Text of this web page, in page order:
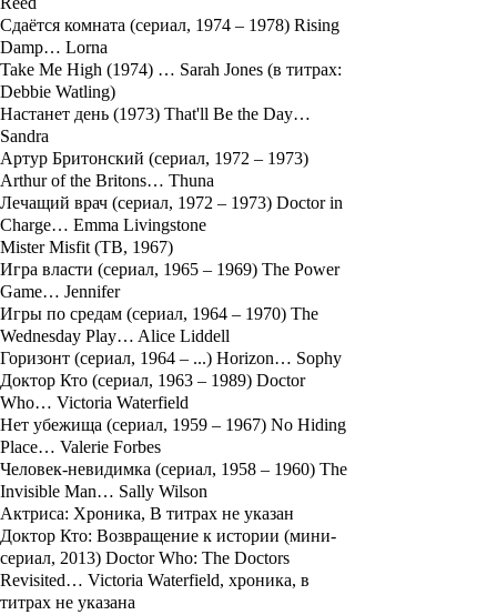
Сдаётся комната (сериал, 1974 – 1978) Rising
Damp… Lorna
Take Me High (1974) … Sarah Jones (в титрах:
Debbie Watling)
Настанет день (1973) That'll Be the Day…
Sandra
Артур Бритонский (сериал, 1972 – 1973)
Arthur of the Britons… Thuna
Лечащий врач (сериал, 1972 – 1973) Doctor in
Charge… Emma Livingstone
Mister Misfit (ТВ, 1967)
Игра власти (сериал, 1965 – 1969) The Power
Game… Jennifer
Игры по средам (сериал, 1964 – 1970) The
Wednesday Play… Alice Liddell
Горизонт (сериал, 1964 – ...) Horizon… Sophy
Доктор Кто (сериал, 1963 – 1989) Doctor
Who… Victoria Waterfield
Нет убежища (сериал, 1959 – 1967) No Hiding
Place… Valerie Forbes
Человек-невидимка (сериал, 1958 – 1960) The
Invisible Man… Sally Wilson
Актриса: Хроника, В титрах не указан
Доктор Кто: Возвращение к истории (мини-
сериал, 2013) Doctor Who: The Doctors
Revisited… Victoria Waterfield, хроника, в
титрах не указана